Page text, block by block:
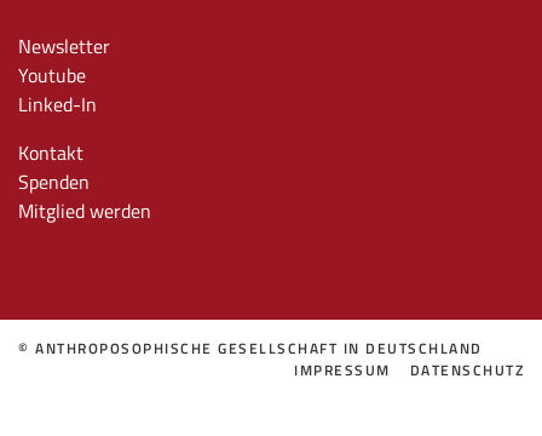
Newsletter
Youtube
Linked-In
Kontakt
Spenden
Mitglied werden
© ANTHROPOSOPHISCHE GESELLSCHAFT IN DEUTSCHLAND
IMPRESSUM
DATENSCHUTZ